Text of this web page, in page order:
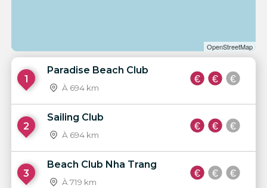
OpenStreetMap
1
Paradise Beach Club
À 694 km
2
Sailing Club
À 694 km
3
Beach Club Nha Trang
À 719 km